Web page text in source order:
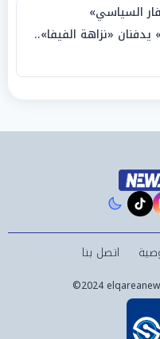
السياسي»
«نزاهة الفيفا»..
حتمية
tiktok
اتصل بنا
©2024